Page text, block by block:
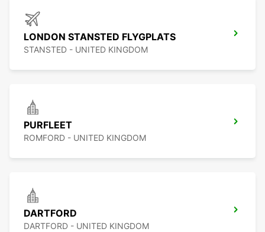
LONDON STANSTED FLYGPLATS
STANSTED - UNITED KINGDOM
PURFLEET
ROMFORD - UNITED KINGDOM
DARTFORD
DARTFORD - UNITED KINGDOM